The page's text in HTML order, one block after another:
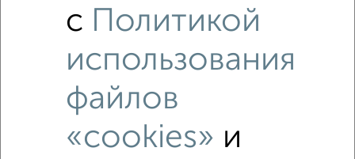
с Политикой
использования
файлов
«cookies» и